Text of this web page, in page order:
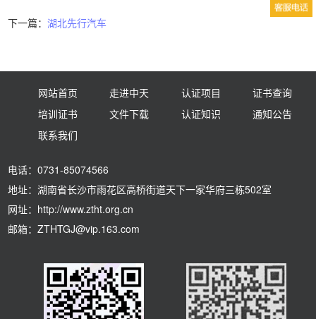
下一篇： 湖北先行汽车
网站首页 走进中天 认证项目
证书查询
培训证书
文件下载 认证知识
通知公告
联系我们
电话：0731-85074566
地址：湖南省长沙市雨花区高桥街道天下一家华府三栋502室
网址：http://www.ztht.org.cn
邮箱：ZTHTGJ@vip.163.com